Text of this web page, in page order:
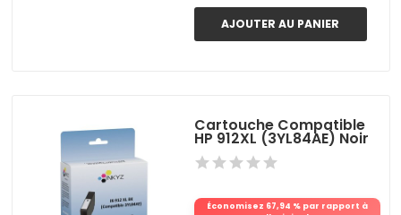
AJOUTER AU PANIER
Cartouche Compatible
HP 912XL (3YL84AE) Noir
Économisez 67,94 % par rapport à